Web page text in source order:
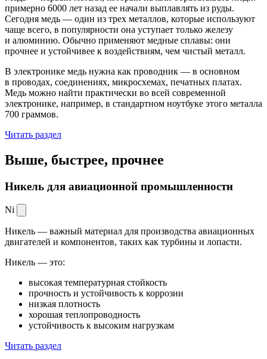
примерно 6000 лет назад ее начали выплавлять из руды.
Сегодня медь — один из трех металлов, которые используют
чаще всего, в популярности она уступает только железу
и алюминию. Обычно применяют медные сплавы: они
прочнее и устойчивее к воздействиям, чем чистый металл.
В электронике медь нужна как проводник — в основном
в проводах, соединениях, микросхемах, печатных платах.
Медь можно найти практически во всей современной
электронике, например, в стандартном ноутбуке этого металла
700 граммов.
Читать раздел
Выше, быстрее, прочнее
Никель для авиационной промышленности
Ni
Никель — важный материал для производства авиационных
двигателей и компонентов, таких как турбины и лопасти.
Никель — это:
высокая температурная стойкость
прочность и устойчивость к коррозии
низкая плотность
хорошая теплопроводность
устойчивость к высоким нагрузкам
Читать раздел